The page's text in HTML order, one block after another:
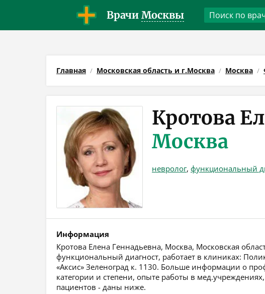
Врачи Москвы
Главная Московская область и г.Москва Москва
Кротова
Москва
невролог, функциональный
Информация
Кротова Елена Геннадьевна, Москва, Московская
функциональный диагност, работает в клиниках:
«Аксис» Зеленоград к. 1130. Больше информации о
категории и степени, опыте работы в
пациентов - даны ниже.